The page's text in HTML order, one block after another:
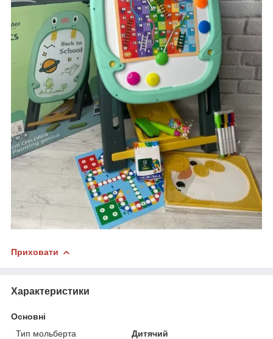
Приховати
Характеристики
Основні
Тип мольберта
Дитячий